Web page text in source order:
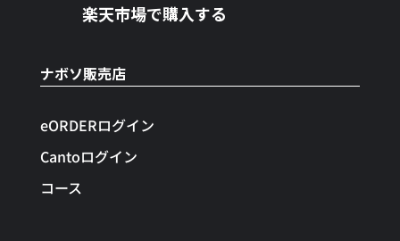
楽天市場で購入する
ナボソ販売店
eORDERログイン
Cantoログイン
コース